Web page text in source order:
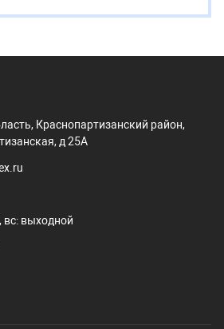
Краснопартизанский район,
д 25А
вс: выходной